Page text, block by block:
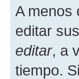
A menos
editar
editar, a
tiempo.